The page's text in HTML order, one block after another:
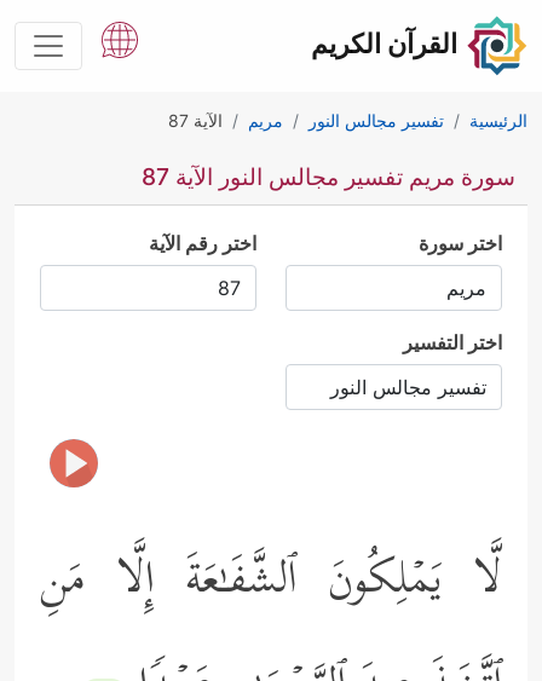
القرآن الكريم
الرئيسية تفسير مجالس النور مريم الآية 87
سورة مريم تفسير مجالس النور الآية 87
اختر سورة اختر رقم الآية
اختر التفسير
لَّا یَمۡلِكُونَ ٱلشَّفَـٰعَةَ إِلَّا مَنِ